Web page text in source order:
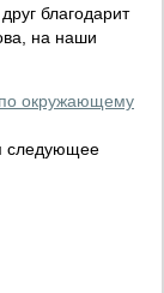
благодарит
на наши
окружающему
следующее